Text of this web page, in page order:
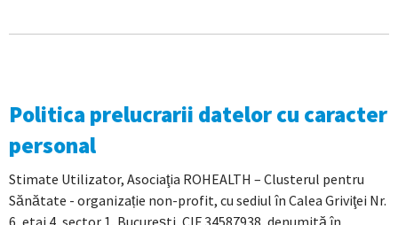
Politica prelucrarii datelor cu caracter
personal
Stimate Utilizator, Asociaţia ROHEALTH – Clusterul pentru
Sănătate - organizație non-profit, cu sediul în Calea Griviţei Nr.
6, etaj 4, sector 1, Bucureşti, CIF 34587938, denumită în